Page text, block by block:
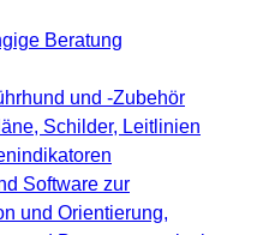
Beratung
und -Zubehör
Schilder, Leitlinien
Software zur
und Orientierung,